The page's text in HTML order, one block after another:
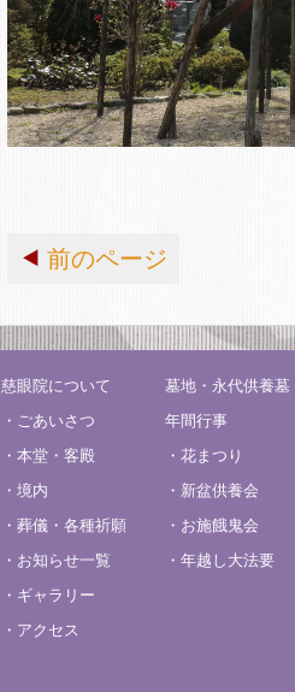
前のページ
慈眼院について
・ごあいさつ
・本堂・客殿
・境内
・葬儀・各種祈願
・お知らせ一覧
・ギャラリー
・アクセス
墓地・永代供養墓
年間行事
・花まつり
・新盆供養会
・お施餓鬼会
・年越し大法要